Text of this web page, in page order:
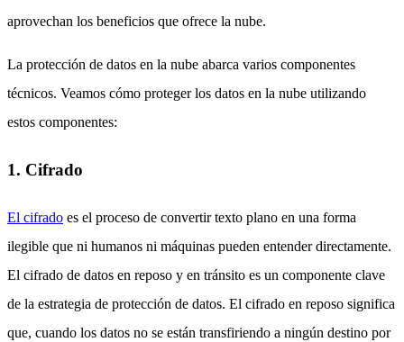
aprovechan los beneficios que ofrece la nube.
La protección de datos en la nube abarca varios componentes
técnicos. Veamos cómo proteger los datos en la nube utilizando
estos componentes:
1. Cifrado
El cifrado es el proceso de convertir texto plano en una forma
ilegible que ni humanos ni máquinas pueden entender directamente.
El cifrado de datos en reposo y en tránsito es un componente clave
de la estrategia de protección de datos. El cifrado en reposo significa
que, cuando los datos no se están transfiriendo a ningún destino por